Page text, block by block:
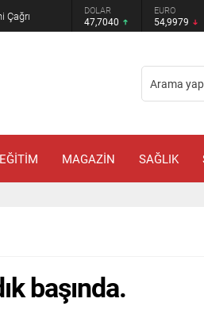
Çağrı
GRAM ALTIN
6.587,65
DOLAR
47,7040
EURO
54,9979
EĞİTİM MAGAZİN SAĞLIK
başında.